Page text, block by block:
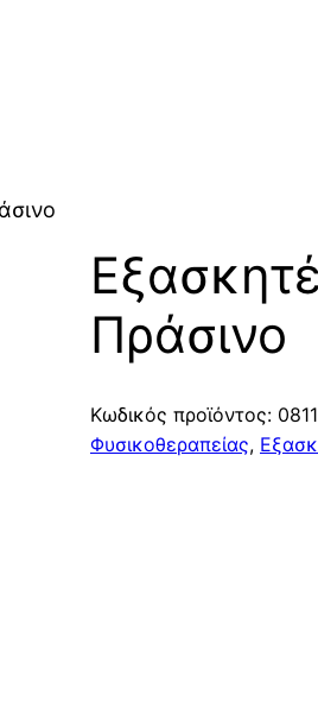
Πράσινο
Κωδικός προϊόντος:
Φυσικοθεραπείας,